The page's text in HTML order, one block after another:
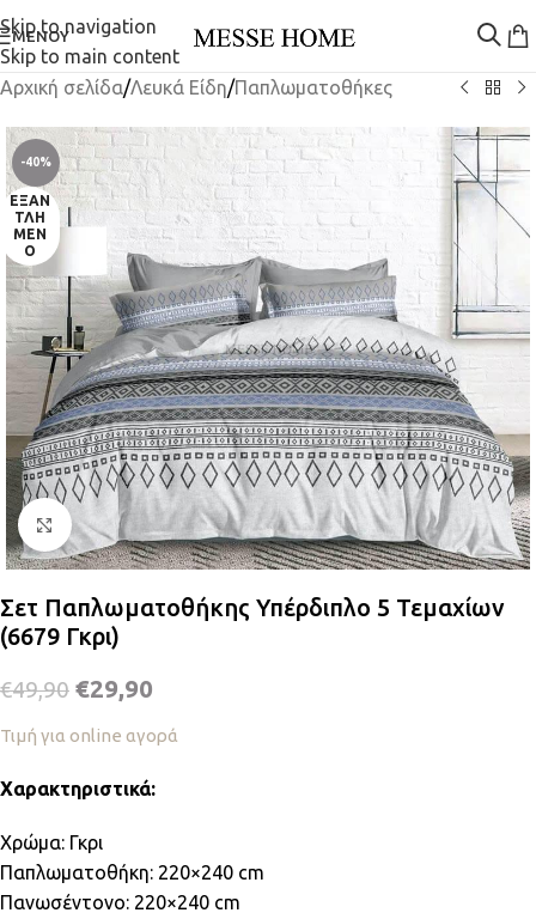
Skip to navigation
Skip to main content
ΜΕΝΟΎ
Αρχική σελίδα/Λευκά Είδη/Παπλωματοθήκες
-40%
ΕΞΑΝ
ΤΛΗ
ΜΈΝ
Ο
Κλικ για μεγέθυνση
Σετ Παπλωματοθήκης Υπέρδιπλο 5 Τεμαχίων
(6679 Γκρι)
€49,90 €29,90
Τιμή για online αγορά
Χαρακτηριστικά:
Χρώμα: Γκρι
Παπλωματοθήκη: 220×240 cm
Πανωσέντονο: 220×240 cm